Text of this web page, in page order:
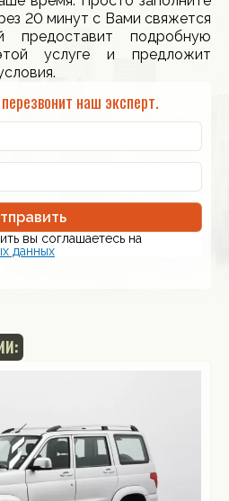
20 минут с Вами свяжется
предоставит подробную
услуге и предложит
наш эксперт.
вы соглашаетесь на
данных